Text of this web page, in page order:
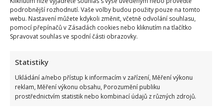
podrobnější rozhodnutí. Vaše volby budou použity pouze na tomto
webu. Nastavení můžete kdykoli změnit, včetně odvolání souhlasu,
pomocí přepínačů v Zásadách cookies nebo kliknutím na tlačítko
Spravovat souhlas ve spodní části obrazovky.
Statistiky
Ukládání a/nebo přístup k informacím v zařízení, Měření výkonu
reklam, Měření výkonu obsahu, Porozumění publiku
prostřednictvím statistik nebo kombinací údajů z různých zdrojů.